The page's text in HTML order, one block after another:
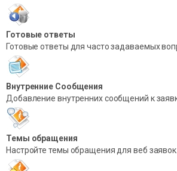
Готовые ответы
Готовые ответы для часто задаваемых
Внутренние Сообщения
Добавление внутренних сообщений к
Темы обращения
Настройте темы обращения для веб заявок.